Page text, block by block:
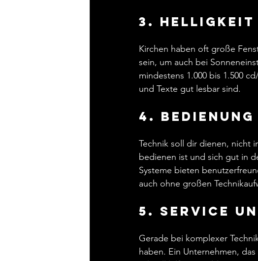
3.
Kirchen haben oft große
sein, um auch bei
mindestens 1.000 bis 1.500
und Texte gut lesbar sind.
4.
Technik soll dir dienen, nicht
bedienen ist und sich gut in
Systeme bieten
auch ohne großen
5. Service
Gerade bei komplexer
haben. Ein Unternehmen,